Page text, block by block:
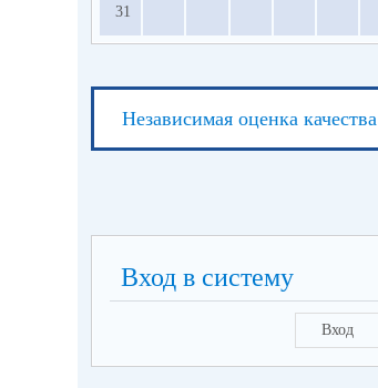
31
Независимая оценка качества
Вход в систему
Вход